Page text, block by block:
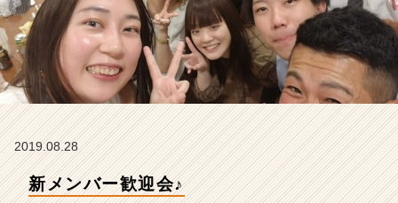
の
タ
イ
ム
ラ
イ
ン
チ
2019.08.28
新メンバー歓迎会♪